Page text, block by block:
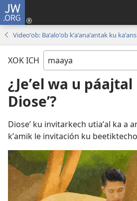
JW.ORG
Videoʼob: Baʼaloʼob kʼaʼanaʼantak ku
XOK ICH
¿Jeʼel wa u
Dioseʼ?
Dioseʼ ku invitarkech utiaʼal ka a
kʼamik le invitación ku